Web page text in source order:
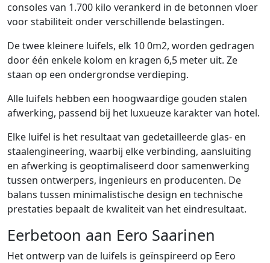
consoles van 1.700 kilo verankerd in de betonnen vloer
voor stabiliteit onder verschillende belastingen.
De twee kleinere luifels, elk 10 0m2, worden gedragen
door één enkele kolom en kragen 6,5 meter uit. Ze
staan op een ondergrondse verdieping.
Alle luifels hebben een hoogwaardige gouden stalen
afwerking, passend bij het luxueuze karakter van hotel.
Elke luifel is het resultaat van gedetailleerde glas- en
staalengineering, waarbij elke verbinding, aansluiting
en afwerking is geoptimaliseerd door samenwerking
tussen ontwerpers, ingenieurs en producenten. De
balans tussen minimalistische design en technische
prestaties bepaalt de kwaliteit van het eindresultaat.
Eerbetoon aan Eero Saarinen
Het ontwerp van de luifels is geïnspireerd op Eero